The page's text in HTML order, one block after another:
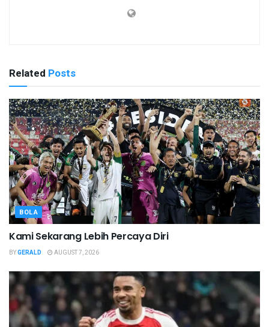
Related Posts
BOLA
Kami Sekarang Lebih Percaya Diri
BYGERALD AUGUST 7, 2026